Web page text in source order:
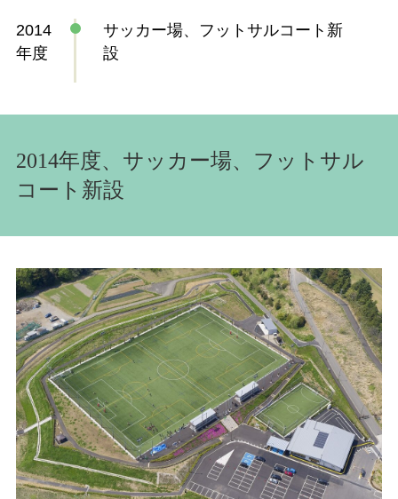
2014
年度
サッカー場、フットサルコート新
設
2014年度、サッカー場、フットサル
コート新設